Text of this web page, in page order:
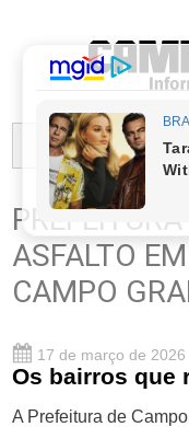
MENU...
ASFALTO
CAMPO
17 de março de 2026
Os bairros que
A Prefeitura de